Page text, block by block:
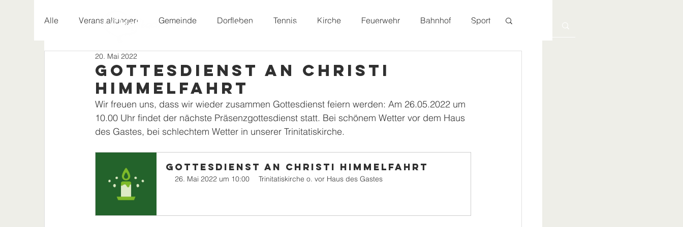
Dorffunk Unser Dorf Vereine Freizeit Kontakt
Alle Veranstaltungen Gemeinde Dorfleben Tennis Kirche Feuerwehr Bahnhof Sport
GeschichteGottesdienst an Christi
Himmelfahrt
20. Mai 2022
Wir freuen uns, dass wir wieder zusammen Gottesdienst feiern werden: Am 26.05.2022 um
10.00 Uhr findet der nächste Präsenzgottesdienst statt. Bei schönem Wetter vor dem Haus
des Gastes, bei schlechtem Wetter in unserer Trinitatiskirche.
Gottesdienst an Christi Himmelfahrt
26. Mai 2022 um 10:00
Trinitatiskirche o. vor Haus des Gastes